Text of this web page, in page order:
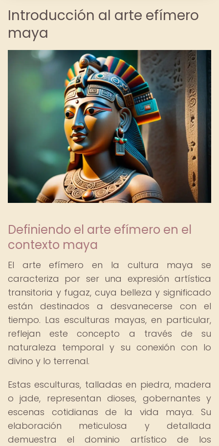
Introducción al arte efímero
maya
Definiendo el arte efímero en el
contexto maya
El arte efímero en la cultura maya se
caracteriza por ser una expresión artística
transitoria y fugaz, cuya belleza y significado
están destinados a desvanecerse con el
tiempo. Las esculturas mayas, en particular,
reflejan este concepto a través de su
naturaleza temporal y su conexión con lo
divino y lo terrenal.
Estas esculturas, talladas en piedra, madera
o jade, representan dioses, gobernantes y
escenas cotidianas de la vida maya. Su
elaboración meticulosa y detallada
demuestra el dominio artístico de los